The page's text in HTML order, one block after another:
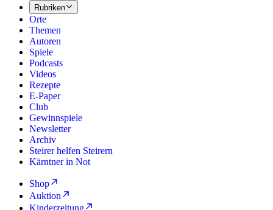
Rubriken
Orte
Themen
Autoren
Spiele
Podcasts
Videos
Rezepte
E-Paper
Club
Gewinnspiele
Newsletter
Archiv
Steirer helfen Steirern
Kärntner in Not
Shop
Auktion
Kinderzeitung